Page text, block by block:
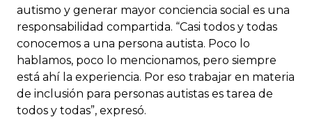
autismo y generar mayor conciencia social es una
responsabilidad compartida. “Casi todos y todas
conocemos a una persona autista. Poco lo
hablamos, poco lo mencionamos, pero siempre
está ahí la experiencia. Por eso trabajar en materia
de inclusión para personas autistas es tarea de
todos y todas”, expresó.